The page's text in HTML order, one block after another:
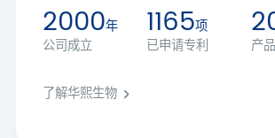
2000年
公司成立
1165项
已申请专利
产
了解华熙生物